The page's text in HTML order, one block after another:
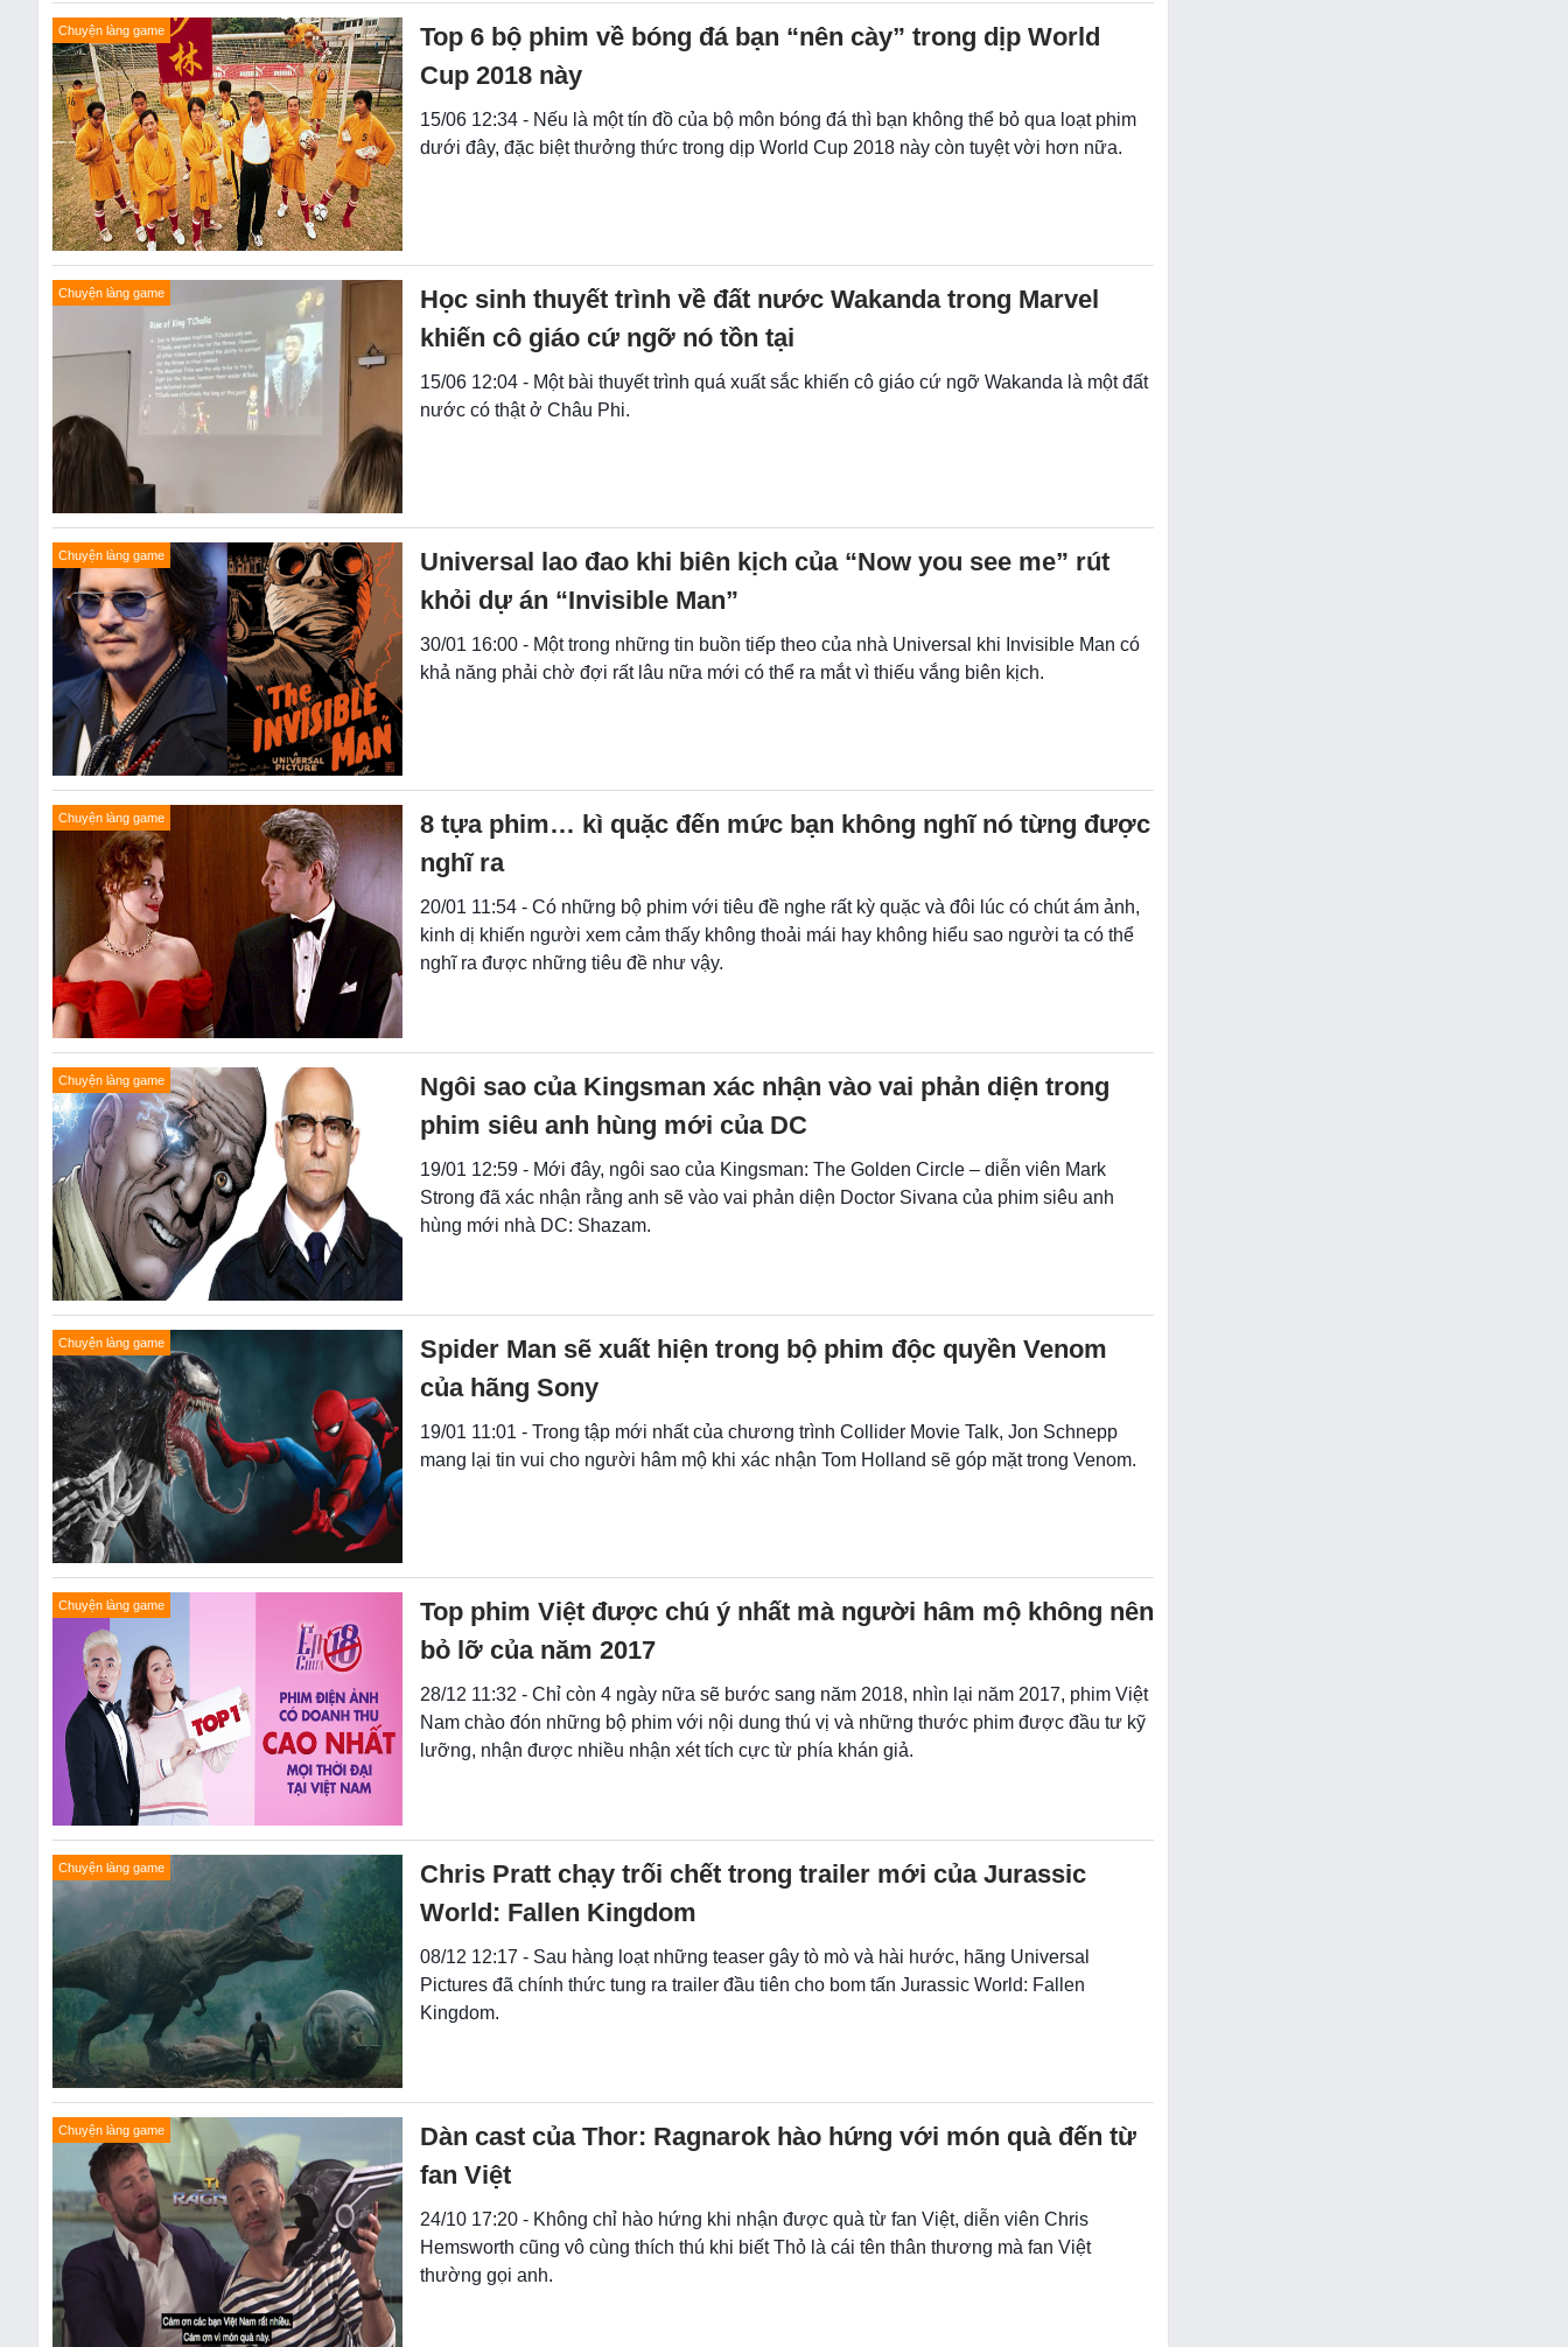
Chuyện làng game
Top 6 bộ phim về bóng đá bạn “nên cày” trong dịp World
Cup 2018 này
15/06 12:34 - Nếu là một tín đồ của bộ môn bóng đá thì bạn không thể bỏ qua loạt phim
dưới đây, đặc biệt thưởng thức trong dịp World Cup 2018 này còn tuyệt vời hơn nữa.
Chuyện làng game
Học sinh thuyết trình về đất nước Wakanda trong Marvel
khiến cô giáo cứ ngỡ nó tồn tại
15/06 12:04 - Một bài thuyết trình quá xuất sắc khiến cô giáo cứ ngỡ Wakanda là một đất
nước có thật ở Châu Phi.
Chuyện làng game
Universal lao đao khi biên kịch của “Now you see me” rút
khỏi dự án “Invisible Man”
30/01 16:00 - Một trong những tin buồn tiếp theo của nhà Universal khi Invisible Man có
khả năng phải chờ đợi rất lâu nữa mới có thể ra mắt vì thiếu vắng biên kịch.
Chuyện làng game
8 tựa phim… kì quặc đến mức bạn không nghĩ nó từng được
nghĩ ra
20/01 11:54 - Có những bộ phim với tiêu đề nghe rất kỳ quặc và đôi lúc có chút ám ảnh,
kinh dị khiến người xem cảm thấy không thoải mái hay không hiểu sao người ta có thể
nghĩ ra được những tiêu đề như vậy.
Chuyện làng game
Ngôi sao của Kingsman xác nhận vào vai phản diện trong
phim siêu anh hùng mới của DC
19/01 12:59 - Mới đây, ngôi sao của Kingsman: The Golden Circle – diễn viên Mark
Strong đã xác nhận rằng anh sẽ vào vai phản diện Doctor Sivana của phim siêu anh
hùng mới nhà DC: Shazam.
Chuyện làng game
Spider Man sẽ xuất hiện trong bộ phim độc quyền Venom
của hãng Sony
19/01 11:01 - Trong tập mới nhất của chương trình Collider Movie Talk, Jon Schnepp
mang lại tin vui cho người hâm mộ khi xác nhận Tom Holland sẽ góp mặt trong Venom.
Chuyện làng game
Top phim Việt được chú ý nhất mà người hâm mộ không nên
bỏ lỡ của năm 2017
28/12 11:32 - Chỉ còn 4 ngày nữa sẽ bước sang năm 2018, nhìn lại năm 2017, phim Việt
Nam chào đón những bộ phim với nội dung thú vị và những thước phim được đầu tư kỹ
lưỡng, nhận được nhiều nhận xét tích cực từ phía khán giả.
Chuyện làng game
Chris Pratt chạy trối chết trong trailer mới của Jurassic
World: Fallen Kingdom
08/12 12:17 - Sau hàng loạt những teaser gây tò mò và hài hước, hãng Universal
Pictures đã chính thức tung ra trailer đầu tiên cho bom tấn Jurassic World: Fallen
Kingdom.
Chuyện làng game
Dàn cast của Thor: Ragnarok hào hứng với món quà đến từ
fan Việt
24/10 17:20 - Không chỉ hào hứng khi nhận được quà từ fan Việt, diễn viên Chris
Hemsworth cũng vô cùng thích thú khi biết Thỏ là cái tên thân thương mà fan Việt
thường gọi anh.